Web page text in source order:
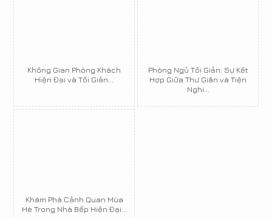
Không Gian Phòng Khách
Hiện Đại và Tối Giản...
Phòng Ngủ Tối Giản: Sự Kết
Hợp Giữa Thư Giãn và Tiện
Nghi...
Khám Phá Cảnh Quan Mùa
Hè Trong Nhà Bếp Hiện Đại...